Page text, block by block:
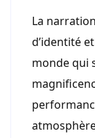
La
d’identité
monde qui